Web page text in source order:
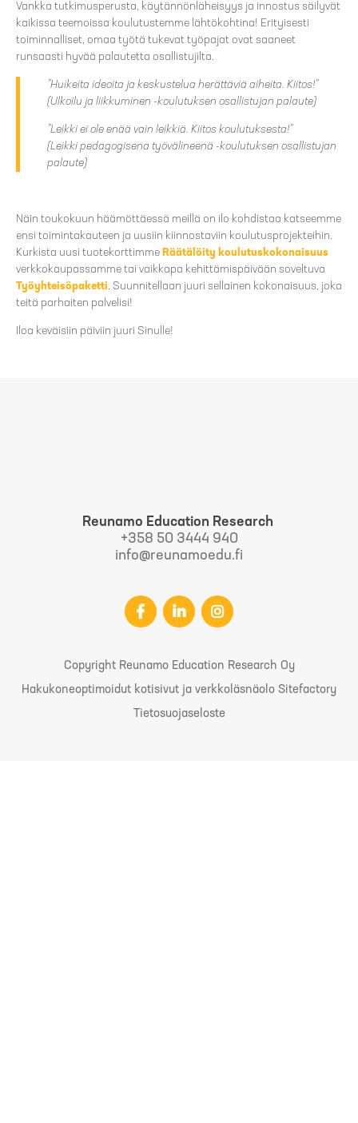
Vankka tutkimusperusta, käytännönläheisyys ja innostus säilyvät
kaikissa teemoissa koulutustemme lähtökohtina! Erityisesti
toiminnalliset, omaa työtä tukevat työpajat ovat saaneet
runsaasti hyvää palautetta osallistujilta.
”Huikeita ideoita ja keskustelua herättäviä aiheita. Kiitos!”
(Ulkoilu ja liikkuminen -koulutuksen osallistujan palaute)
”Leikki ei ole enää vain leikkiä. Kiitos koulutuksesta!”
(Leikki pedagogisena työvälineenä -koulutuksen osallistujan
palaute)
Näin toukokuun häämöttäessä meillä on ilo kohdistaa katseemme
ensi toimintakauteen ja uusiin kiinnostaviin koulutusprojekteihin.
Kurkista uusi tuotekorttimme Räätälöity koulutuskokonaisuus
verkkokaupassamme tai vaikkapa kehittämispäivään soveltuva
Työyhteisöpaketti. Suunnitellaan juuri sellainen kokonaisuus, joka
teitä parhaiten palvelisi!
Iloa keväisiin päiviin juuri Sinulle!
Reunamo Education Research
+358 50 3444 940
info@reunamoedu.fi
Copyright Reunamo Education Research Oy
Hakukoneoptimoidut kotisivut ja verkkoläsnäolo Sitefactory
Tietosuojaseloste